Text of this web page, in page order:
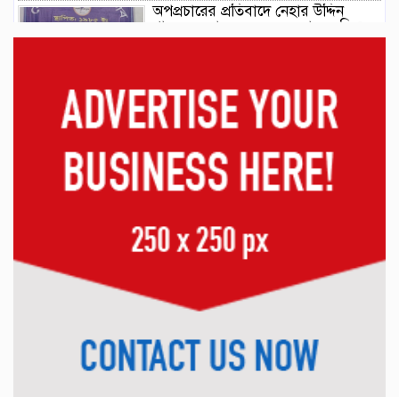
অপপ্রচারের প্রতিবাদে নেহার উদ্দিন
খানের সংবাদ সম্মেলন: অন্যায়ের বিরুদ্ধে
আমার কণ্ঠ রোধ করা যাবে না
কাঠালিয়ায় বসতঘরে হামলার হুমকির
অভিযোগ, প্রশাসন ও সাংবাদিকদের
কাছে অভিযোগ।
মাদকবিরোধী অভিযানে বিশেষ পুরস্কারে
ভূষিত কলাপাড়া থানার এসআই জাহিদ
বেতাগীতে দোকানের জমি আত্মসাতে :
ইউপি চেয়ারম্যানের বিরুদ্ধে প্রতারণা ও
প্রাণনাশের হুমকির অভিযোগ
কুয়াকাটা বসতবাড়ি থেকে ৪ ফুট লম্বা
পদ্ম গোখরা উদ্ধার, সংরক্ষিত বনে
অবমুক্ত